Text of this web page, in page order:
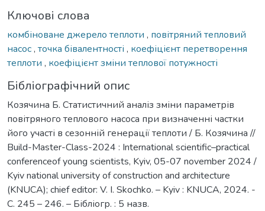
Ключові слова
комбіноване джерело теплоти , повітряний тепловий
насос, точка бівалентності , коефіцієнт перетворення
теплоти , коефіцієнт зміни теплової потужності
Бібліографічний опис
Козячина Б. Статистичний аналіз зміни параметрів
повітряного теплового насоса при визначенні частки
його участі в сезонній генерації теплоти / Б. Козячина //
Build-Master-Class-2024 : International scientific–practical
conferenceof young scientists, Kyiv, 05-07 november 2024 /
Kyiv national university of construction and architecture
(KNUCA); chief editor: V. I. Skochko. – Kyiv : KNUCA, 2024. -
С. 245 – 246. – Бібліогр. : 5 назв.